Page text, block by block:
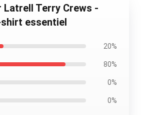
Latrell Terry Crews -
essentiel
20%
80%
0%
0%